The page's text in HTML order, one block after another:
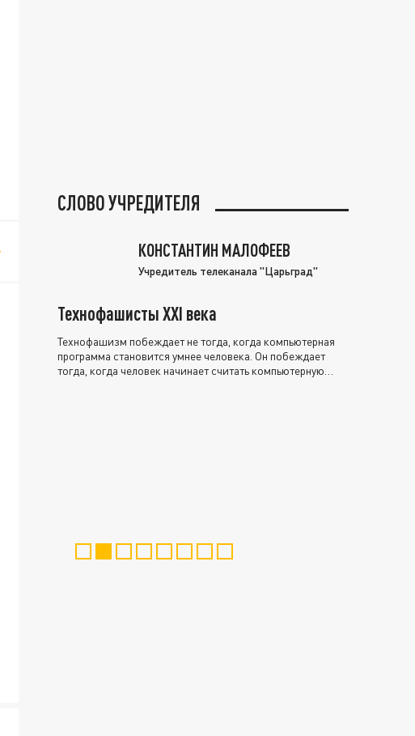
СЛОВО УЧРЕДИТЕЛЯ
КОНСТАНТИН МАЛОФЕЕВ
Учредитель телеканала "Царьград"
Технофашисты XXI века
Технофашизм побеждает не тогда, когда компьютерная
программа становится умнее человека. Он побеждает
тогда, когда человек начинает считать компьютерную